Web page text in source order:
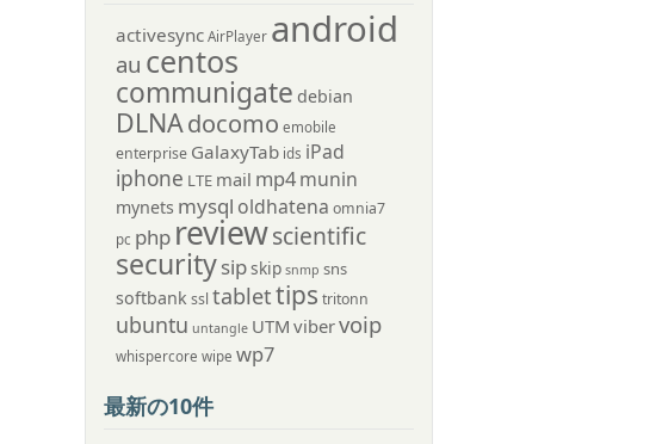
activesync AirPlayer android
au centos
communigate debian
DLNAdocomo emobile
enterprise GalaxyTab ids iPad
iphone LTE mail mp4munin
mynets mysql oldhatena omnia7
pc php reviewscientific
securitysipskip snmp sns
softbankssl tablettips tritonn
ubuntu untangle UTM vibervoip
whispercore wipe wp7
最新の10件